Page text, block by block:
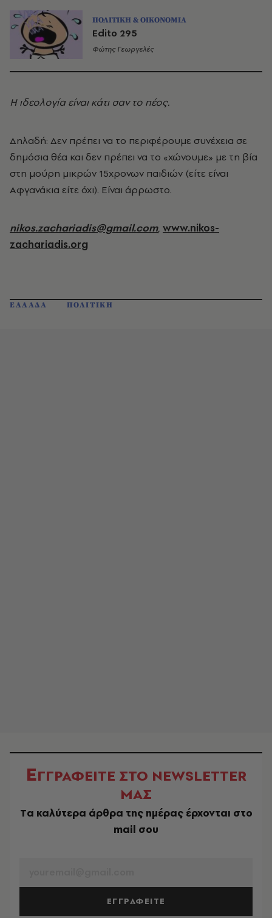
ΠΟΛΙΤΙΚΗ & ΟΙΚΟΝΟΜΙΑ
Edito 295
Φώτης Γεωργελές
Η ιδεολογία είναι κάτι σαν το πέος.
Δηλαδή: Δεν πρέπει να το περιφέρουμε συνέχεια σε
δημόσια θέα και δεν πρέπει να το «χώνουμε» με τη βία
στη μούρη μικρών 15χρονων παιδιών (είτε είναι
Αφγανάκια είτε όχι). Είναι άρρωστο.
nikos.zachariadis@gmail.com, www.nikos-
zachariadis.org
ΕΛΛΑΔΑ ΠΟΛΙΤΙΚΗ
ΕΓΓΡΑΦΕΙΤΕ ΣΤΟ NEWSLETTER
ΜΑΣ
Tα καλύτερα άρθρα της ημέρας έρχονται στο
mail σου
ΕΓΓΡΑΦΕΙΤΕ